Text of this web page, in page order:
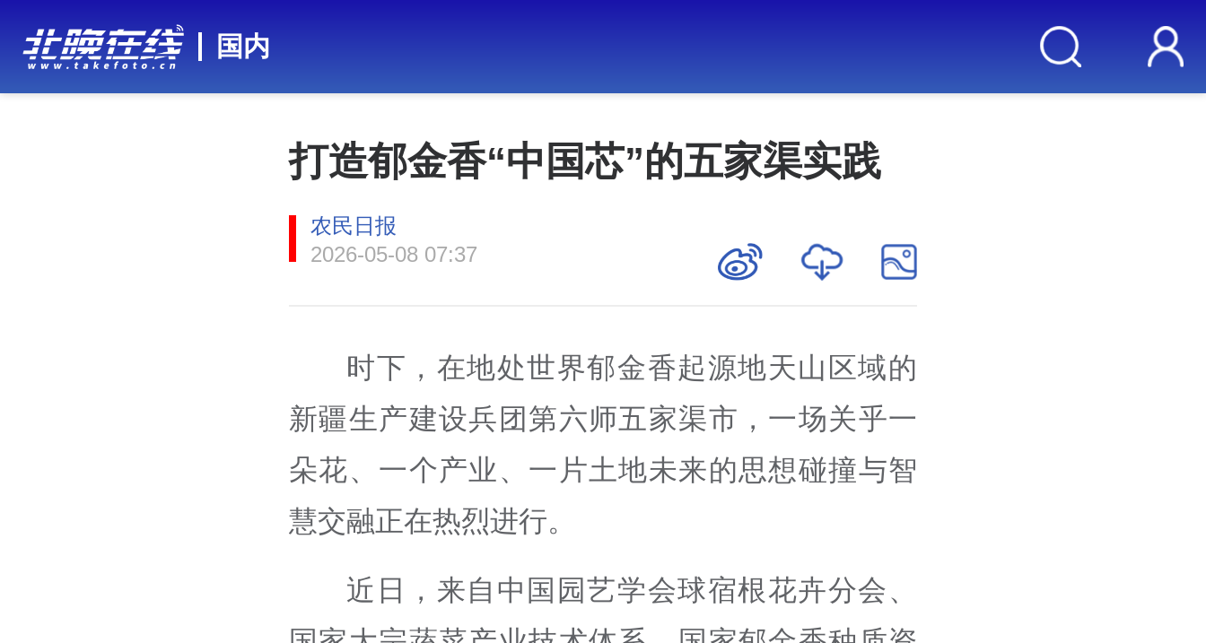
国内
打造郁金香“中国芯”的五家渠实践
农民日报
2026-05-08 07:37
时下，在地处世界郁金香起源地天山区域的
新疆生产建设兵团第六师五家渠市，一场关乎一
朵花、一个产业、一片土地未来的思想碰撞与智
慧交融正在热烈进行。
近日，来自中国园艺学会球宿根花卉分会、